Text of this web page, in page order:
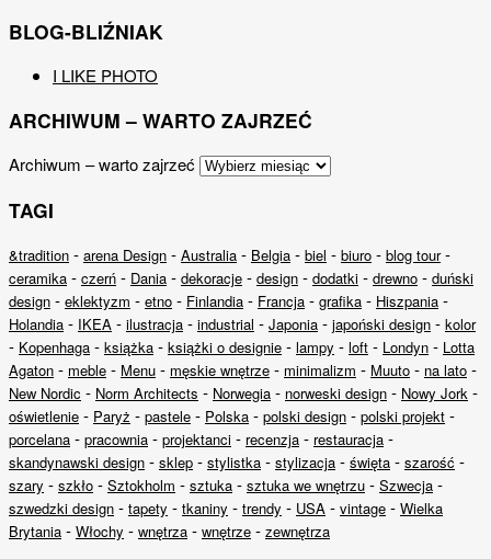
BLOG-BLIŹNIAK
I LIKE PHOTO
ARCHIWUM – WARTO ZAJRZEĆ
Archiwum – warto zajrzeć
TAGI
&tradition - arena Design - Australia - Belgia - biel - biuro - blog tour-
ceramika - czerń - Dania - dekoracje - design - dodatki - drewno - duński
design - eklektyzm - etno - Finlandia - Francja - grafika - Hiszpania -
Holandia - IKEA - ilustracja - industrial - Japonia - japoński design - kolor
- Kopenhaga - książka - książki o designie - lampy - loft - Londyn - Lotta
Agaton - meble - Menu - męskie wnętrze - minimalizm - Muuto - na lato -
New Nordic - Norm Architects - Norwegia - norweski design - Nowy Jork -
oświetlenie - Paryż - pastele - Polska - polski design - polski projekt -
porcelana - pracownia - projektanci - recenzja - restauracja -
skandynawski design - sklep - stylistka - stylizacja - święta - szarość -
szary - szkło - Sztokholm - sztuka - sztuka we wnętrzu - Szwecja -
szwedzki design - tapety - tkaniny - trendy - USA - vintage - Wielka
Brytania - Włochy - wnętrza - wnętrze - zewnętrza